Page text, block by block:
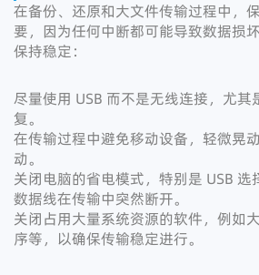
在备份、还原和大文件传输过程中，
要，因为任何中断都可能导致数据损
保持稳定：
尽量使用 USB 而不是无线连接，尤其
复。
在传输过程中避免移动设备，轻微晃
动。
关闭电脑的省电模式，特别是 USB 选
数据线在传输中突然断开。
关闭占用大量系统资源的软件，例如
序等，以确保传输稳定进行。